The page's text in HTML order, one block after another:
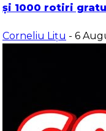
și 1000 rotiri
Corneliu Lițu - 6